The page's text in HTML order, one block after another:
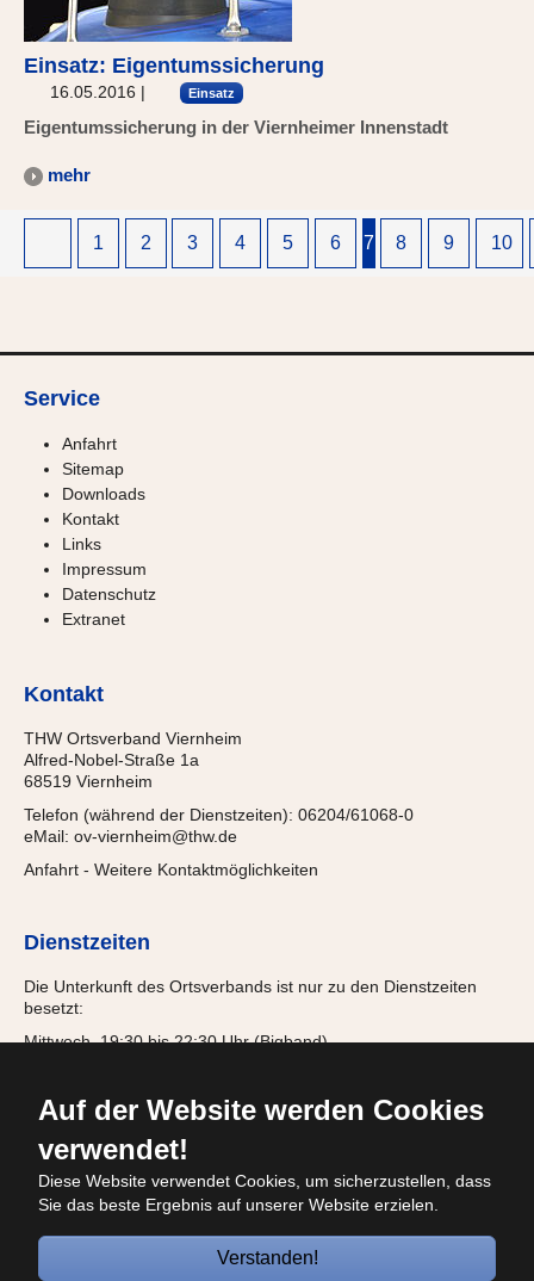
Auf der Website werden Cookies
verwendet!
Diese Website verwendet Cookies, um sicherzustellen, dass
Sie das beste Ergebnis auf unserer Website erzielen.
Verstanden!
Einsatz: Eigentumssicherung
16.05.2016 | Einsatz
Eigentumssicherung in der Viernheimer Innenstadt
mehr
1 2 3 4 5 6 7 8 9 10
Service
Anfahrt
Sitemap
Downloads
Kontakt
Links
Impressum
Datenschutz
Extranet
Kontakt
THW Ortsverband Viernheim
Alfred-Nobel-Straße 1a
68519 Viernheim
Telefon (während der Dienstzeiten): 06204/61068-0
eMail: ov-viernheim@thw.de
Anfahrt - Weitere Kontaktmöglichkeiten
Dienstzeiten
Die Unterkunft des Ortsverbands ist nur zu den Dienstzeiten
besetzt:
Mittwoch, 19:30 bis 22:30 Uhr (Bigband)
© 2026
Bundesanstalt Technisches Hilfswerk